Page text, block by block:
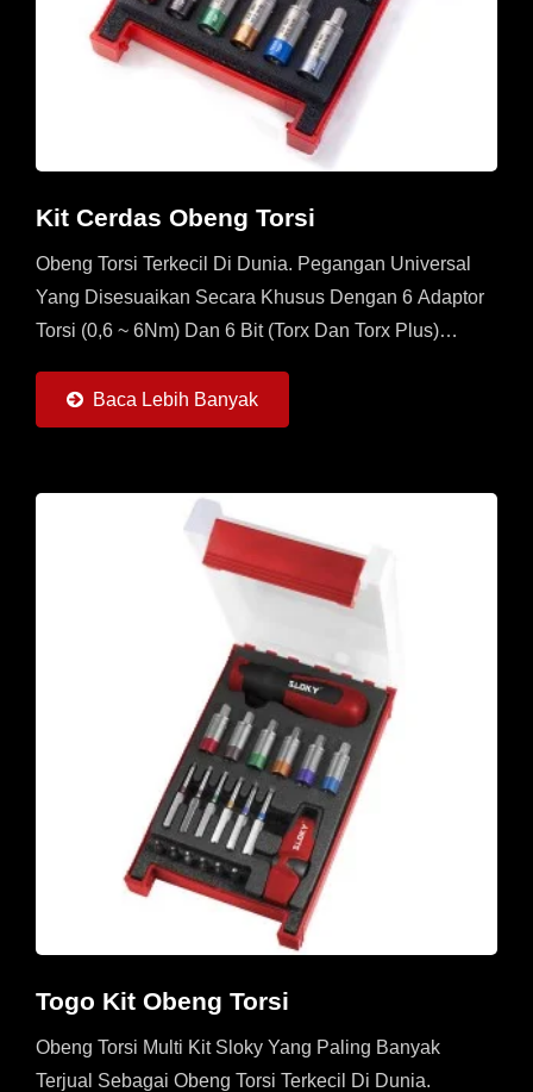
Kit Cerdas Obeng Torsi
Obeng Torsi Terkecil Di Dunia. Pegangan Universal
Yang Disesuaikan Secara Khusus Dengan 6 Adaptor
Torsi (0,6 ~ 6Nm) Dan 6 Bit (Torx Dan Torx Plus)
Operator...Baca Lebih Banyak
Togo Kit Obeng Torsi
Obeng Torsi Multi Kit Sloky Yang Paling Banyak
Terjual Sebagai Obeng Torsi Terkecil Di Dunia.